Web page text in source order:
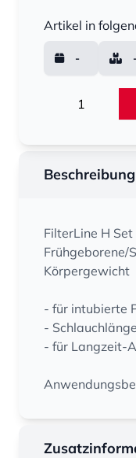
Artikel in
-
Beschreibung
FilterLine H
Frühgeborene/
Körpergewicht
- für intubierte
-
- für Langzeit-